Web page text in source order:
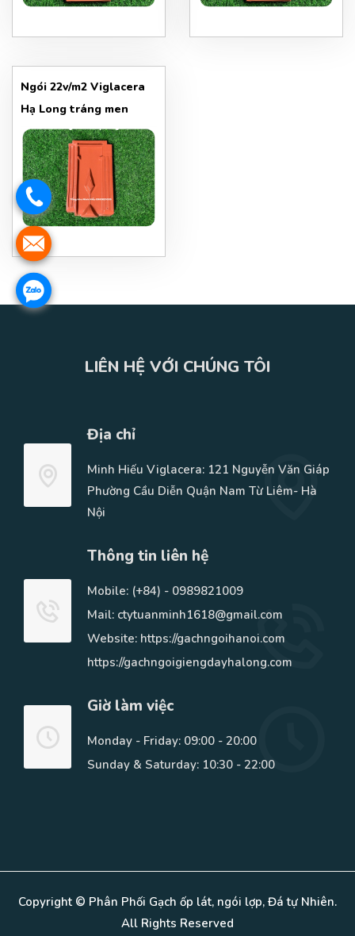
Ngói 22v/m2 Viglacera
Hạ Long tráng men
LIÊN HỆ VỚI CHÚNG TÔI
Địa chỉ
Minh Hiếu Viglacera: 121 Nguyễn Văn Giáp
Phường Cầu Diễn Quận Nam Từ Liêm- Hà
Nội
Thông tin liên hệ
Mobile: (+84) - 0989821009
Mail: ctytuanminh1618@gmail.com
Website: https://gachngoihanoi.com
https://gachngoigiengdayhalong.com
Giờ làm việc
Monday - Friday: 09:00 - 20:00
Sunday & Saturday: 10:30 - 22:00
Copyright © Phân Phối Gạch ốp lát, ngói lợp, Đá tự Nhiên.
All Rights Reserved